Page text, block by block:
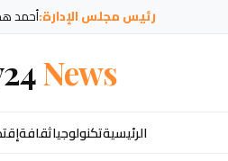
رئيس مجلس الإدارة:أحمد
News
الرئيسيةتكنولوجياثقافة